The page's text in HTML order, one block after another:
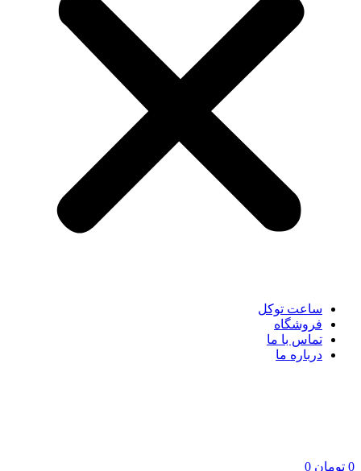
ساعت توکل
فروشگاه
تماس با ما
درباره ما
0 تومان 0